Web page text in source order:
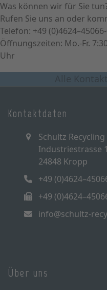
Was können wir für Sie
Rufen Sie uns an oder
Telefon: +49
Öffnungszeiten: Mo.-Fr.
Uhr
Kontaktdaten
Schultz
Industriestrasse
24848 Kropp
+49
+49
info@schultz-
Über uns